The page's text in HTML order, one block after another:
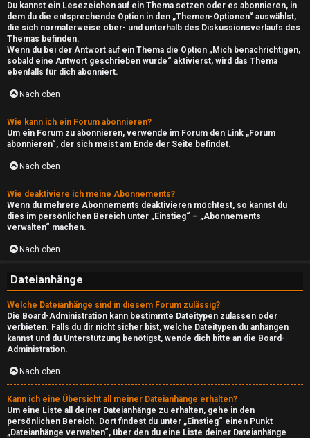
Du kannst ein Lesezeichen auf ein Thema setzen oder es abonnieren, in
dem du die entsprechende Option in den „Themen-Optionen“ auswählst,
die sich normalerweise ober- und unterhalb des Diskussionsverlaufs des
Themas befinden.
Wenn du bei der Antwort auf ein Thema die Option „Mich benachrichtigen,
sobald eine Antwort geschrieben wurde“ aktivierst, wird das Thema
ebenfalls für dich abonniert.
Nach oben
Wie kann ich ein Forum abonnieren?
Um ein Forum zu abonnieren, verwende im Forum den Link „Forum
abonnieren“, der sich meist am Ende der Seite befindet.
Nach oben
Wie deaktiviere ich meine Abonnements?
Wenn du mehrere Abonnements deaktivieren möchtest, so kannst du
dies im persönlichen Bereich unter „Einstieg“ – „Abonnements
verwalten“ machen.
Nach oben
Dateianhänge
Welche Dateianhänge sind in diesem Forum zulässig?
Die Board-Administration kann bestimmte Dateitypen zulassen oder
verbieten. Falls du dir nicht sicher bist, welche Dateitypen du anhängen
kannst und du Unterstützung benötigst, wende dich bitte an die Board-
Administration.
Nach oben
Kann ich eine Übersicht all meiner Dateianhänge erhalten?
Um eine Liste all deiner Dateianhänge zu erhalten, gehe in den
persönlichen Bereich. Dort findest du unter „Einstieg“ einen Punkt
„Dateianhänge verwalten“, über den du eine Liste deiner Dateianhänge
W
e
b
I
n
s
i
d
e
↳
A
t
m
o
↳